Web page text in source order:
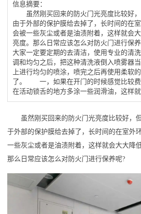
信息摘要：
虽然刚买回来的防火门光亮度比较好，
由于外部的保护膜给去掉了，长时间的在
会被一些灰尘或者是油渍附着，这样就会
亮度。那么日常应该怎么对防火门进行
大家一定要定期的去清洁，使用专业的清洗
调和均匀之后，把这种清洗液倒入喷雾器
上进行均匀的喷涂，喷完之后再使用柔软
了。 一，如果在开门的时候感觉比较费
在活动锁舌的地方多涂一些润滑油，这样
虽然刚买回来的防火门光亮度比较好，
于外部的保护膜给去掉了，长时间的在室外
一些灰尘或者是油渍附着，这样就会大大降
那么日常应该怎么对防火门进行保养呢?